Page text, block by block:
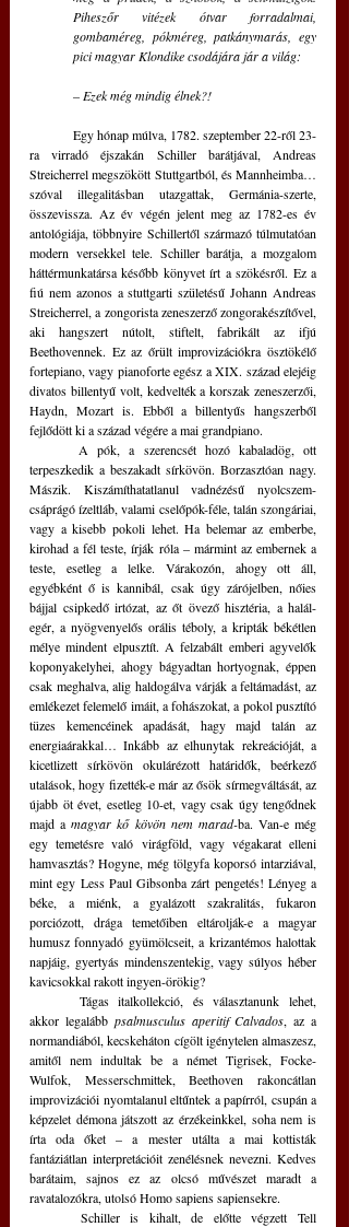
Piheszőr vitézek ótvar forradalmai,
gombaméreg, pókméreg, patkánymarás, egy
pici magyar Klondike csodájára jár a világ:
– Ezek még mindig élnek?!
ra virradó éjszakán Schiller barátjával, Andreas
Streicherrel megszökött Stuttgartból, és Mannheimba…
szóval illegalitásban utazgattak, Germánia-szerte,
összevissza. Az év végén jelent meg az 1782-es év
antológiája, többnyire Schillertől származó túlmutatóan
modern versekkel tele. Schiller barátja, a mozgalom
háttérmunkatársa később könyvet írt a szökésről. Ez a
fiú nem azonos a stuttgarti születésű Johann Andreas
Streicherrel, a zongorista zeneszerző zongorakészítővel,
aki hangszert nútolt, stiftelt, fabrikált az ifjú
Beethovennek. Ez az őrült improvizációkra ösztökélő
fortepiano, vagy pianoforte egész a XIX. század elejéig
divatos billentyű volt, kedvelték a korszak zeneszerzői,
Haydn, Mozart is. Ebből a billentyűs hangszerből
fejlődött ki a század végére a mai grandpiano.
terpeszkedik a beszakadt sírkövön. Borzasztóan nagy.
Mászik. Kiszámíthatatlanul vadnézésű nyolcszem-
csáprágó ízeltláb, valami cselőpók-féle, talán szongáriai,
vagy a kisebb pokoli lehet. Ha belemar az emberbe,
kirohad a fél teste, írják róla – mármint az embernek a
teste, esetleg a lelke. Várakozón, ahogy ott áll,
egyébként ő is kannibál, csak úgy zárójelben, nőies
bájjal csipkedő irtózat, az őt övező hisztéria, a halál-
egér, a nyögvenyelős orális téboly, a kripták békétlen
mélye mindent elpusztít. A felzabált emberi agyvelők
koponyakelyhei, ahogy bágyadtan hortyognak, éppen
csak meghalva, alig haldogálva várják a feltámadást, az
emlékezet felemelő imáit, a fohászokat, a pokol pusztító
tüzes kemencéinek apadását, hagy majd talán az
energiaárakkal… Inkább az elhunytak rekreációját, a
kicetlizett sírkövön okulárézott határidők, beérkező
utalások, hogy fizették-e már az ősök sírmegváltását, az
újabb öt évet, esetleg 10-et, vagy csak úgy tengődnek
majd a magyar kő kövön nem marad-ba. Van-e még
egy temetésre való virágföld, vagy végakarat elleni
hamvasztás? Hogyne, még tölgyfa koporsó intarziával,
mint egy Less Paul Gibsonba zárt pengetés! Lényeg a
béke, a miénk, a gyalázott szakralitás, fukaron
porciózott, drága temetőiben eltárolják-e a magyar
humusz fonnyadó gyümölcseit, a krizantémos halottak
napjáig, gyertyás mindenszentekig, vagy súlyos héber
kavicsokkal rakott ingyen-örökig?
akkor legalább psalmusculus aperitif Calvados, az a
normandiából, kecskeháton cígölt igénytelen almaszesz,
amitől nem indultak be a német Tigrisek, Focke-
Wulfok, Messerschmittek, Beethoven rakoncátlan
improvizációi nyomtalanul eltűntek a papírról, csupán a
képzelet démona játszott az érzékeinkkel, soha nem is
írta oda őket – a mester utálta a mai kottisták
fantáziátlan interpretációit zenélésnek nevezni. Kedves
barátaim, sajnos ez az olcsó művészet maradt a
ravatalozókra, utolsó Homo sapiens sapiensekre.